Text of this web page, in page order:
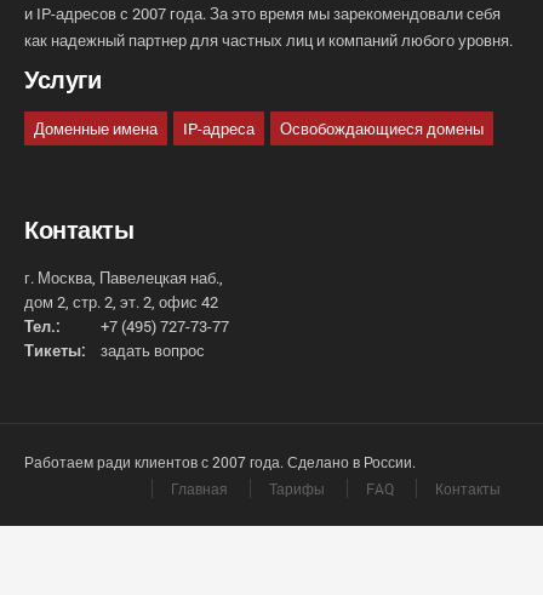
и IP-адресов с 2007 года. За это время мы зарекомендовали себя
как надежный партнер для частных лиц и компаний любого уровня.
Услуги
Доменные имена IP-адреса Освобождающиеся домены
Контакты
г. Москва, Павелецкая наб.,
дом 2, стр. 2, эт. 2, офис 42
Тел.:
+7 (495) 727-73-77
Тикеты:
задать вопрос
Работаем ради клиентов с 2007 года. Сделано в России.
Главная
Тарифы FAQ Контакты